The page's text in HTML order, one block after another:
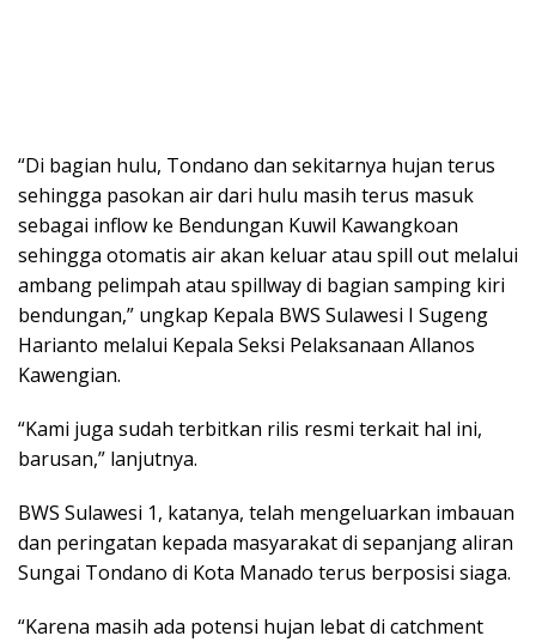
“Di bagian hulu, Tondano dan sekitarnya hujan terus
sehingga pasokan air dari hulu masih terus masuk
sebagai inflow ke Bendungan Kuwil Kawangkoan
sehingga otomatis air akan keluar atau spill out melalui
ambang pelimpah atau spillway di bagian samping kiri
bendungan,” ungkap Kepala BWS Sulawesi I Sugeng
Harianto melalui Kepala Seksi Pelaksanaan Allanos
Kawengian.
“Kami juga sudah terbitkan rilis resmi terkait hal ini,
barusan,” lanjutnya.
BWS Sulawesi 1, katanya, telah mengeluarkan imbauan
dan peringatan kepada masyarakat di sepanjang aliran
Sungai Tondano di Kota Manado terus berposisi siaga.
“Karena masih ada potensi hujan lebat di catchment